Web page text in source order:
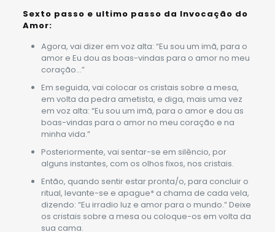
Sexto passo e ultimo passo da Invocação do
Amor:
Agora, vai dizer em voz alta: “Eu sou um imã, para o
amor e Eu dou as boas-vindas para o amor no meu
coração…”
Em seguida, vai colocar os cristais sobre a mesa,
em volta da pedra ametista, e diga, mais uma vez
em voz alta: “Eu sou um imã, para o amor e dou as
boas-vindas para o amor no meu coração e na
minha vida.”
Posteriormente, vai sentar-se em silêncio, por
alguns instantes, com os olhos fixos, nos cristais.
Então, quando sentir estar pronta/o, para concluir o
ritual, levante-se e apague* a chama de cada vela,
dizendo: “Eu irradio luz e amor para o mundo.” Deixe
os cristais sobre a mesa ou coloque-os em volta da
sua cama.